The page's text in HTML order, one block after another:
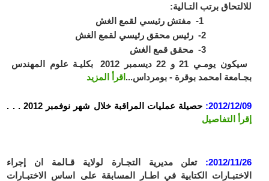
للالتحاق برتب التـالية:
سيكون يومـي 21 و 22 ديسمبر 2012 بكليـة علوم المهندس
بجـامعة امحمد بوقرة - بومرداس... اقرأ المزيد
2012/12/09:
حصيلة عمليات المراقبة خلال شهر نوفمبر 2012 . . .
إقرأ التفاصيل
2012/11/26:
تعلن مديرية التجـارة لولاية قـالمة ان إجراء
الاختبـارات الكتابية في اطـار المسابقة على اساس الاختبـارات